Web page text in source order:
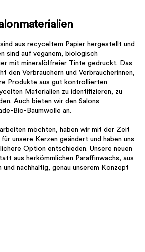
aus recyceltem Papier hergestellt und
sind auf veganem, biologisch
mit mineralölfreier Tinte gedruckt. Das
den Verbrauchern und Verbraucherinnen,
Produkte aus gut kontrollierten
Materialien zu identifizieren, zu
Auch bieten wir den Salons
Bio-Baumwolle an.
möchten, haben wir mit der Zeit
unsere Kerzen geändert und haben uns
Option entschieden. Unsere neuen
aus herkömmlichen Paraffinwachs, aus
und nachhaltig, genau unserem Konzept